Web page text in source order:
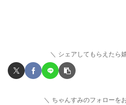
シェアしてもらえたら
ちゃんすみのフォローを